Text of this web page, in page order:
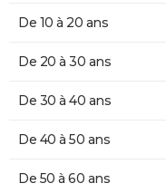
De 10 à 20 ans
De 20 à 30 ans
De 30 à 40 ans
De 40 à 50 ans
De 50 à 60 ans